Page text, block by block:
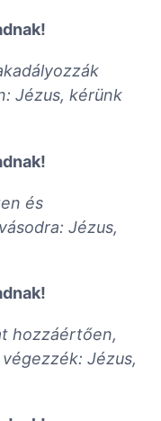
Jézus, kérünk
és
Jézus,
hozzáértően,
Jézus,